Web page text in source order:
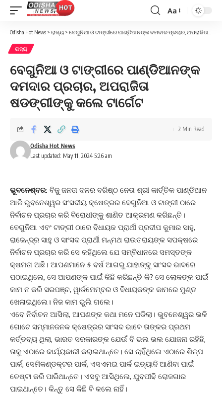
Font
Aa
Odisha Hot News > ରାଜ୍ୟ > ବେଗୁନିଆ ଓ ଟାଙ୍ଗୀରେ ପାଣ୍ଡିଆନଙ୍କ ଦମଦାର ପ୍ରଚାର, ଅପରାଜିତା ଷଡଙ୍ଗୀଙ୍କୁ କଲେ ଟାର୍ଗେଟ
ରାଜ୍ୟ
ବେଗୁନିଆ ଓ ଟାଙ୍ଗୀରେ ପାଣ୍ଡିଆନଙ୍କ
ଦମଦାର ପ୍ରଚାର, ଅପରାଜିତା
ଷଡଙ୍ଗୀଙ୍କୁ କଲେ ଟାର୍ଗେଟ
Last updated: May 11, 2024 5:26 am
Odisha Hot News
2 Min Read
ଭୁବନେଶ୍ବର: ବିଜୁ ଜନତା ଦଳର ବରିଷ୍ଠ ନେତା ଶ୍ରୀ କାର୍ତ୍ତିକ ପାଣ୍ଡିଆନ
ଆଜି ଭୁବନେଶ୍ୱର ସଂସଦୀୟ କ୍ଷେତ୍ରର ବେଗୁନିଆ ଓ ଟାଙ୍ଗୀ ଠାରେ
ନିର୍ବାଚନ ପ୍ରଚାର କରି ବିରୋଧୀଙ୍କୁ ଶାଣିତ ଆକ୍ରମଣ କରିଛନ୍ତି।
ବେଗୁନିଆ ଏବଂ ଟାଙ୍ଗୀ ଠାରେ ବିଧାୟକ ପ୍ରାର୍ଥୀ ପ୍ରଦୀପ କୁମାର ସାହୁ,
ରାଜେନ୍ଦ୍ର ସାହୁ ଓ ସାଂସଦ ପ୍ରାର୍ଥୀ ମନ୍ମଥ ରାଉତରାୟଙ୍କ ସପକ୍ଷରେ
ନିର୍ବାଚନ ପ୍ରଚାର କରି ସେ କହିଥିଲେ ଯେ ସମ୍ବିଧାନରେ ସମସ୍ତଙ୍କ
କ୍ଷମତା ଅଛି। ଆପଣମାନେ ୫ ବର୍ଷ ଆଗରୁ ଯାହାଙ୍କୁ ସାଂସଦ ଭାବରେ
ପଠାଇଥିଲେ, ସେ ଆପଣଙ୍କ ପାଇଁ କିଛି କରିଛନ୍ତି କି? ସେ ଲୋକଙ୍କ ପାଇଁ
କାମ ନ କରି ସରପଞ୍ଚ, ୱାର୍ଡମେମ୍ବର ଓ ବିଧାୟକଙ୍କ କାମରେ ମୁଣ୍ଡ
ଖେଳାଇଥିଲେ। ନିଜ କାମ ଭୁଲି ଗଲେ।
ଏବେ ନିର୍ବାଚନ ଆସିଲା, ଆପଣଙ୍କ କଥା ମନେ ପଡିଲା। ଭୁବନେଶ୍ୱର ଭଳି
ଗୋଟେ ସମ୍ମାନଜନକ କ୍ଷେତ୍ରର ସାଂସଦ ଭାବେ ତାଙ୍କର ପ୍ରଥମ
କର୍ତ୍ତବ୍ୟ ଥିଲା, ଭାରତ ସରକାରଙ୍କ ଯେଉଁ ବି ଭଲ ଭଲ ଯୋଜନା ରହିଛି,
ତାକୁ ଏଠାରେ କାର୍ଯ୍ୟକାରୀ କରାଇଥାନ୍ତେ। ସେ ଚାହିଁଥିଲେ ଏଠାରେ ଶିଳ୍ପ
ପାର୍କ, ସେମିକଣ୍ଡକ୍ଟର ପାର୍କ, ଏସଏମଇ ପାର୍କ ଇତ୍ୟାଦି ଆଣିବା ପାଇଁ
ଚେଷ୍ଟା କରି ପାରିଥାନ୍ତେ। ଏସବୁ ଆସିଥିଲେ, ଯୁବପୀଢି ରୋଜଗାର
ପାଇଥାନ୍ତେ। କିନ୍ତୁ ସେ କିଛି ବି କଲେ ନାହିଁ।